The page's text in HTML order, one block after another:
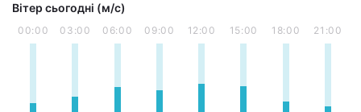
Вітер сьогодні (м/с)
00:00 03:00 06:00 09:00 12:00 15:00 18:00 21:00